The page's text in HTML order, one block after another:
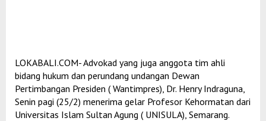
LOKABALI.COM- Advokad yang juga anggota tim ahli
bidang hukum dan perundang undangan Dewan
Pertimbangan Presiden ( Wantimpres), Dr. Henry Indraguna,
Senin pagi (25/2) menerima gelar Profesor Kehormatan dari
Universitas Islam Sultan Agung ( UNISULA), Semarang.